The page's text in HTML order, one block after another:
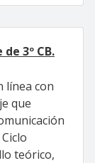
3º CB.
línea con
que
teórico,